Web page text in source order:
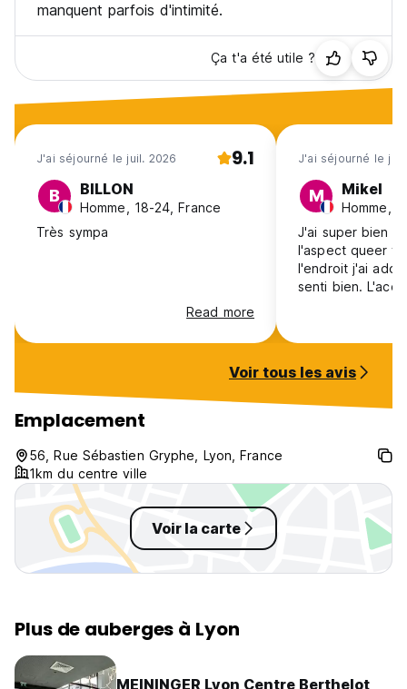
manquent parfois d'intimité.
Ça t'a été utile ?
J'ai séjourné le juil. 2026 9.1
B BILLON
Homme, 18-24, France
Très sympa
Read more
J'ai séjourné le
M Mikel
Homme,
J'ai super bien
l'aspect queer
l'endroit j'ai
senti bien.
Voir tous les avis
Emplacement
56, Rue Sébastien Gryphe, Lyon, France
1km du centre ville
Voir la carte
Plus de auberges à Lyon
MEININGER Lyon Centre Berthelot